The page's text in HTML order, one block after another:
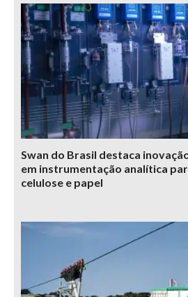
Swan do Brasil destaca
em instrumentação analítica
celulose e papel